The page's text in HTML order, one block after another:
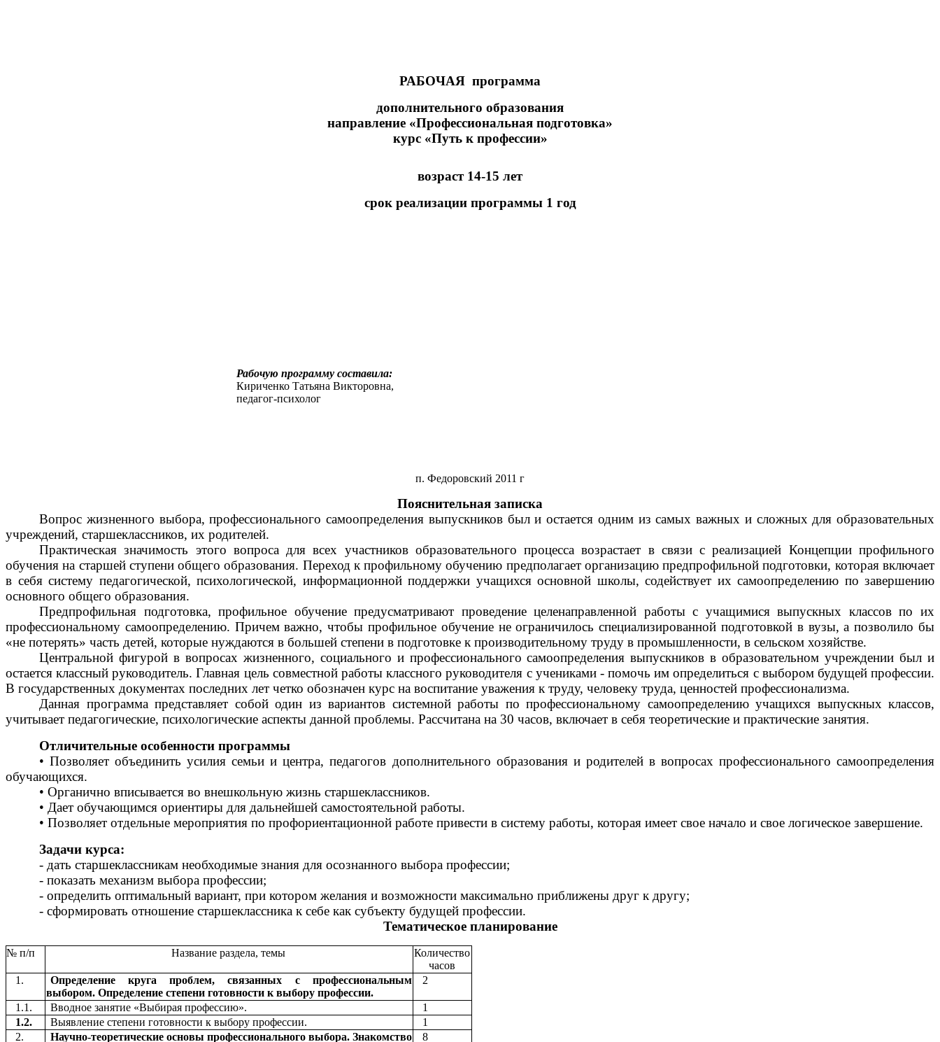
РАБОЧАЯ программа
дополнительного образования
направление «Профессиональная подготовка»
курс «Путь к профессии»
возраст 14-15 лет
срок реализации программы 1 год
Рабочую программу составила:
Кириченко Татьяна Викторовна,
педагог-психолог
п. Федоровский 2011 г
Пояснительная записка
Вопрос жизненного выбора, профессионального самоопределения выпускников был и остается одним из самых важных и сложных для образовательных
учреждений, старшеклассников, их родителей.
Практическая значимость этого вопроса для всех участников образовательного процесса возрастает в связи с реализацией Концепции профильного
обучения на старшей ступени общего образования. Переход к профильному обучению предполагает организацию предпрофильной подготовки, которая включает
в себя систему педагогической, психологической, информационной поддержки учащихся основной школы, содействует их самоопределению по завершению
основного общего образования.
Предпрофильная подготовка, профильное обучение предусматривают проведение целенаправленной работы с учащимися выпускных классов по их
профессиональному самоопределению. Причем важно, чтобы профильное обучение не ограничилось специализированной подготовкой в вузы, а позволило бы
«не потерять» часть детей, которые нуждаются в большей степени в подготовке к производительному труду в промышленности, в сельском хозяйстве.
Центральной фигурой в вопросах жизненного, социального и профессионального самоопределения выпускников в образовательном учреждении был и
остается классный руководитель. Главная цель совместной работы классного руководителя с учениками - помочь им определиться с выбором будущей профессии.
В государственных документах последних лет четко обозначен курс на воспитание уважения к труду, человеку труда, ценностей профессионализма.
Данная программа представляет собой один из вариантов системной работы по профессиональному самоопределению учащихся выпускных классов,
учитывает педагогические, психологические аспекты данной проблемы. Рассчитана на 30 часов, включает в себя теоретические и практические занятия.
Отличительные особенности программы
• Позволяет объединить усилия семьи и центра, педагогов дополнительного образования и родителей в вопросах профессионального самоопределения
обучающихся.
• Органично вписывается во внешкольную жизнь старшеклассников.
• Дает обучающимся ориентиры для дальнейшей самостоятельной работы.
• Позволяет отдельные мероприятия по профориентационной работе привести в систему работы, которая имеет свое начало и свое логическое завершение.
Задачи курса:
- дать старшеклассникам необходимые знания для осознанного выбора профессии;
- показать механизм выбора профессии;
- определить оптимальный вариант, при котором желания и возможности максимально приближены друг к другу;
- сформировать отношение старшеклассника к себе как субъекту будущей профессии.
Тематическое планирование
№ п/п Название раздела, темы
Количество
часов
1.
Определение круга проблем, связанных с профессиональным
выбором. Определение степени готовности к выбору профессии.
2
1.1. Вводное занятие «Выбирая профессию».
1
1.2.
Выявление степени готовности к выбору профессии.
1
2.
Научно-теоретические основы профессионального выбора. Знакомство 8